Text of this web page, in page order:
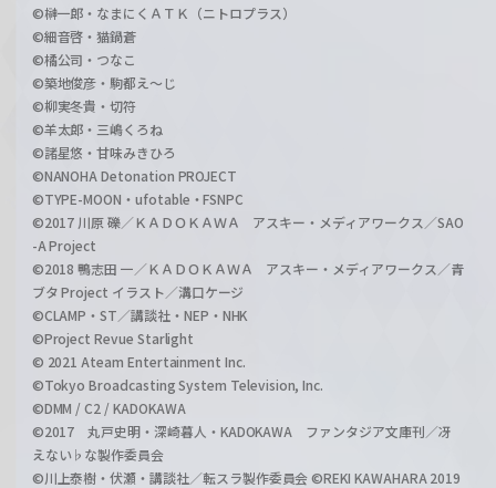
©榊一郎・なまにくＡＴＫ（ニトロプラス）
©細音啓・猫鍋蒼
©橘公司・つなこ
©築地俊彦・駒都え～じ
©柳実冬貴・切符
©羊太郎・三嶋くろね
©諸星悠・甘味みきひろ
©NANOHA Detonation PROJECT
©TYPE-MOON・ufotable・FSNPC
©2017 川原 礫／ＫＡＤＯＫＡＷＡ アスキー・メディアワークス／SAO
-A Project
©2018 鴨志田 一／ＫＡＤＯＫＡＷＡ アスキー・メディアワークス／青
ブタ Project イラスト／溝口ケージ
©CLAMP・ST／講談社・NEP・NHK
©Project Revue Starlight
© 2021 Ateam Entertainment Inc.
©Tokyo Broadcasting System Television, Inc.
©DMM / C2 / KADOKAWA
©2017 丸戸史明・深崎暮人・KADOKAWA ファンタジア文庫刊／冴
えない♭な製作委員会
©川上泰樹・伏瀬・講談社／転スラ製作委員会 ©REKI KAWAHARA 2019